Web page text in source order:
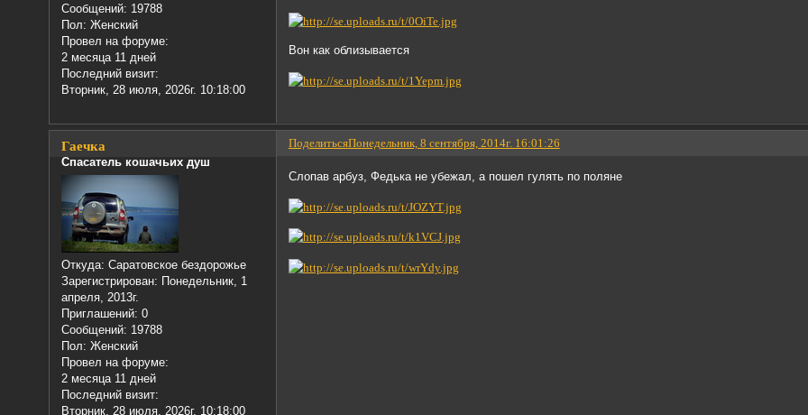
Сообщений: 19788
Пол: Женский
Провел на форуме:
2 месяца 11 дней
Последний визит:
Вторник, 28 июля, 2026г. 10:18:00
Вон как облизывается
ПоделитьсяПонедельник, 8 сентября, 2014г. 16:01:26
Гаечка
Спасатель кошачьих душ
Откуда: Саратовское бездорожье
Зарегистрирован: Понедельник, 1
апреля, 2013г.
Приглашений: 0
Сообщений: 19788
Пол: Женский
Провел на форуме:
2 месяца 11 дней
Последний визит:
Вторник, 28 июля, 2026г. 10:18:00
Слопав арбуз, Федька не убежал, а пошел гулять по поляне